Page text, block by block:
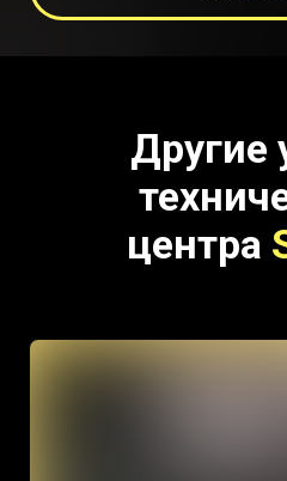
Другие
центра